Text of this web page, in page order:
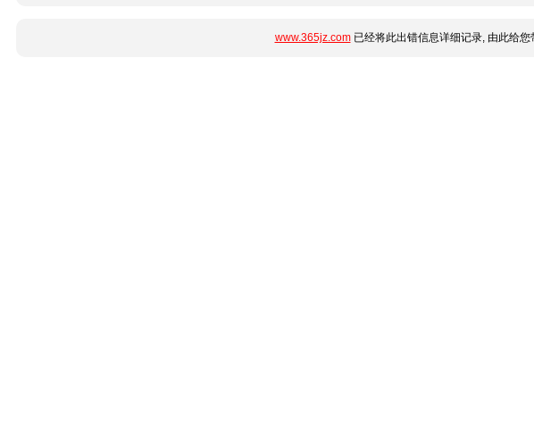
www.365jz.com已经将此出错信息详细记录, 由此给